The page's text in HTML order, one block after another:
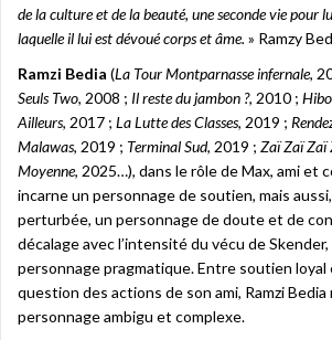
de la culture et de la beauté, une seconde vie pour
laquelle il lui est dévoué corps et âme. » Ramzy
Ramzi Bedia (La Tour Montparnasse infernale,
Seuls Two, 2008 ; Il reste du jambon ?, 2010 ;
Ailleurs, 2017 ; La Lutte des Classes, 2019 ;
Malawas, 2019 ; Terminal Sud, 2019 ; Zaï Zaï Zaï
Moyenne, 2025…), dans le rôle de Max, ami et
incarne un personnage de soutien, mais
perturbée, un personnage de doute et de
décalage avec l’intensité du vécu de
personnage pragmatique. Entre soutien loyal
question des actions de son ami, Ramzi
personnage ambigu et complexe.